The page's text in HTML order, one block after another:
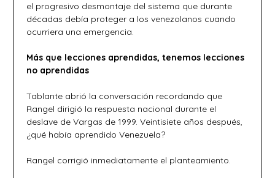
el progresivo desmontaje del sistema que durante
décadas debía proteger a los venezolanos cuando
ocurriera una emergencia.
Más que lecciones aprendidas, tenemos lecciones
no aprendidas
Tablante abrió la conversación recordando que
Rangel dirigió la respuesta nacional durante el
deslave de Vargas de 1999. Veintisiete años después,
¿qué había aprendido Venezuela?
Rangel corrigió inmediatamente el planteamiento.